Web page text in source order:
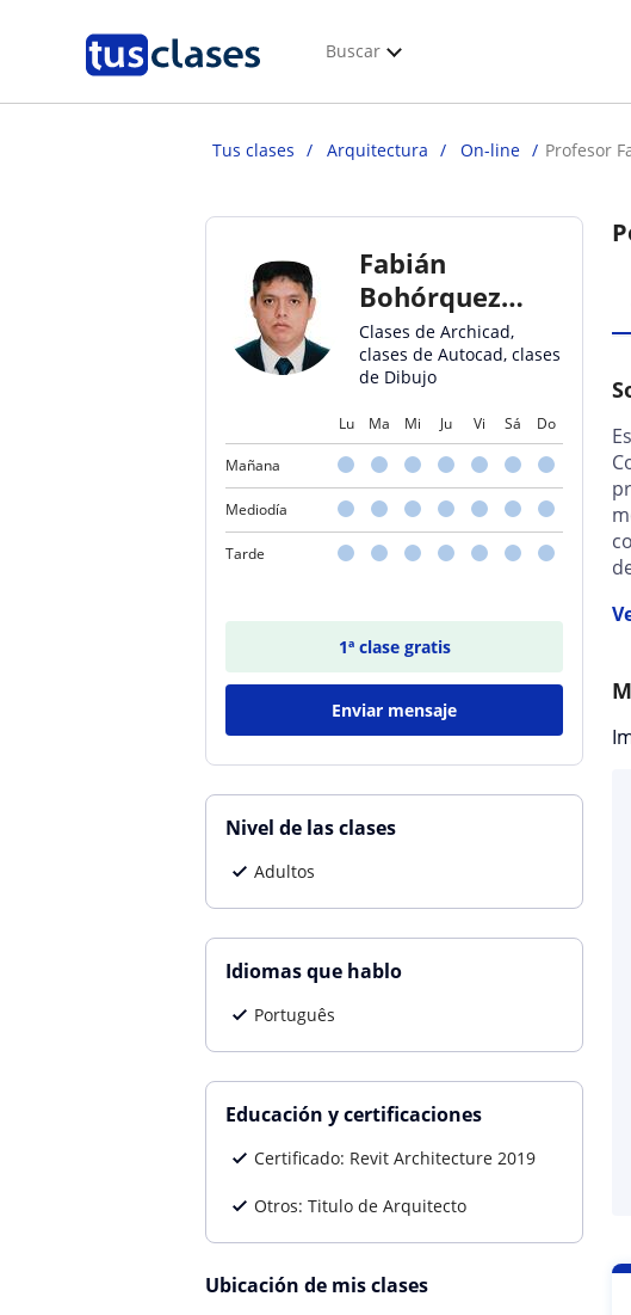
Buscar
Tus clases Arquitectura On-line Profesor
Fabián
Bohórquez
Aguilar
Clases de Archicad,
clases de Autocad, clases
de Dibujo
Lu Ma Mi Ju Vi Sá Do
Mañana
Mediodía
Tarde
1ª clase gratis
Enviar mensaje
Nivel de las clases
Adultos
Idiomas que hablo
Português
Educación y certificaciones
Certificado: Revit Architecture 2019
Otros: Titulo de Arquitecto
Ubicación de mis clases